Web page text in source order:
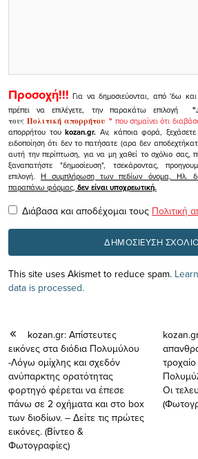
Προσοχή!!! Για να δημοσιεύονται, από 'δω
πρέπει να επιλέγετε, την παρακάτω επιλογή
"
τουςΠολιτική απορρήτου" που σημαίνει ότι
απορρήτου τουkozan.gr. Αν, κάποια φορά,
ειδοποίηση ότι δεν το πατήσατε (αρα δεν
αυτή την περίπτωση, για να μη χαθεί το σχόλιο σας,
ξαναπατήστε "δημοσίευση", τσεκάροντας,
επιλογή.Η συμπλήρωση των πεδίων όνομα, Ηλ.
παραπάνω φόρμας, δεν είναι υποχρεωτική.
Διάβασα και αποδέχομαι τους Πολιτική
This site uses Akismet to reduce spam.
data is processed.
kozan.gr: Απίστευτες
εικόνες στα διόδια Πολυμύλου
-Λόγω ομίχλης και σχεδόν
ανύπαρκτης ορατότητας
φορτηγό φέρεται να έπεσε
πάνω σε 2 οχήματα και στο box
των διοδίων. – Δείτε τις πρώτες
εικόνες. (Βίντεο &
Φωτογραφίες)
Οι